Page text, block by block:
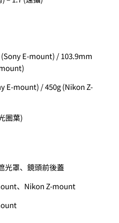
E-mount) / 103.9mm
E-mount) / 450g (Nikon Z-
圈葉)
光罩、鏡頭前後蓋
、Nikon Z-mount